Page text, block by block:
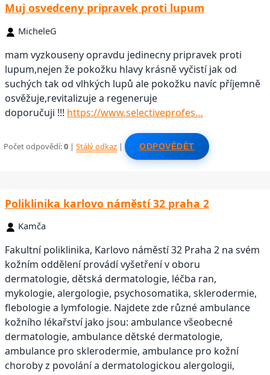
Muj osvedceny pripravek proti lupum
MicheleG
mam vyzkouseny opravdu jedinecny pripravek proti
lupum,nejen že pokožku hlavy krásně vyčistí jak od
suchých tak od vlhkých lupů ale pokožku navíc příjemně
osvěžuje,revitalizuje a regeneruje
doporučuji !!! https://www.selectiveprofes…
Počet odpovědí:0 |Stálý odkaz | ODPOVĚDĚT
Poliklinika karlovo náměstí 32 praha 2
Kamča
Fakultní poliklinika, Karlovo náměstí 32 Praha 2 na svém
kožním oddělení provádí vyšetření v oboru
dermatologie, dětská dermatologie, léčba ran,
mykologie, alergologie, psychosomatika, sklerodermie,
flebologie a lymfologie. Najdete zde různé ambulance
kožního lékařství jako jsou: ambulance všeobecné
dermatologie, ambulance dětské dermatologie,
ambulance pro sklerodermie, ambulance pro kožní
choroby z povolání a dermatologickou alergologii,